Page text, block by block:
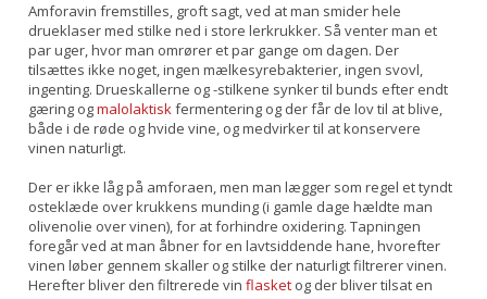
Amforavin fremstilles, groft sagt, ved at man smider hele
drueklaser med stilke ned i store lerkrukker. Så venter man et
par uger, hvor man omrører et par gange om dagen. Der
tilsættes ikke noget, ingen mælkesyrebakterier, ingen svovl,
ingenting. Drueskallerne og -stilkene synker til bunds efter endt
gæring ogmalolaktiskfermentering og der får de lov til at blive,
både i de røde og hvide vine, og medvirker til at konservere
vinen naturligt.
Der er ikke låg på amforaen, men man lægger som regel et tyndt
osteklæde over krukkens munding (i gamle dage hældte man
olivenolie over vinen), for at forhindre oxidering. Tapningen
foregår ved at man åbner for en lavtsiddende hane, hvorefter
vinen løber gennem skaller og stilke der naturligt filtrerer vinen.
Herefter bliver den filtrerede vinflasket og der bliver tilsat en